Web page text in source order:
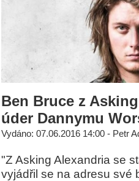
Ben Bruce z
úder Dannymu
Vydáno: 07.06.2016 14:00 - Petr
"Z Asking Alexandria se
vyjádřil se na adresu své